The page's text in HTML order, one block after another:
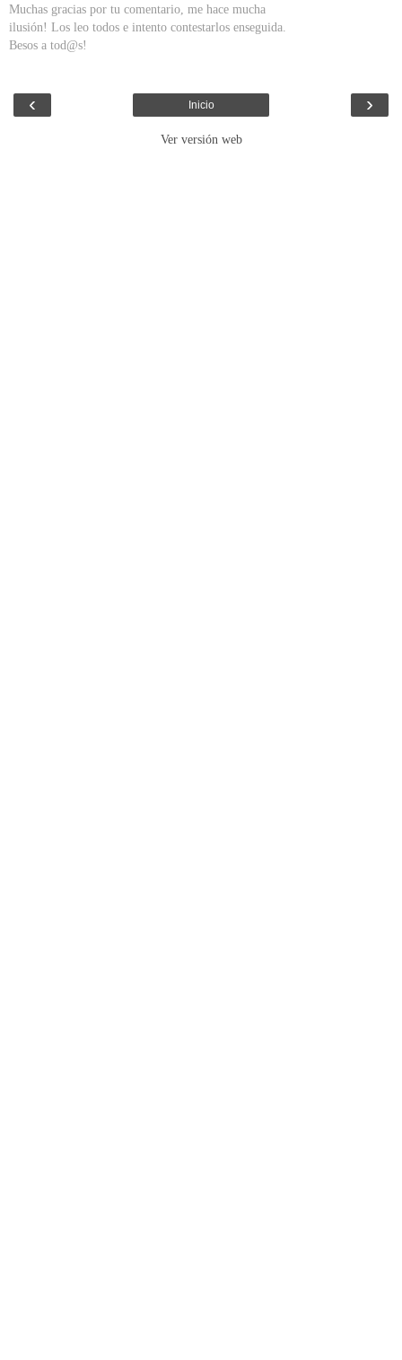
Muchas gracias por tu comentario, me hace mucha
ilusión! Los leo todos e intento contestarlos enseguida.
Besos a tod@s!
‹ ›
Inicio
Ver versión web